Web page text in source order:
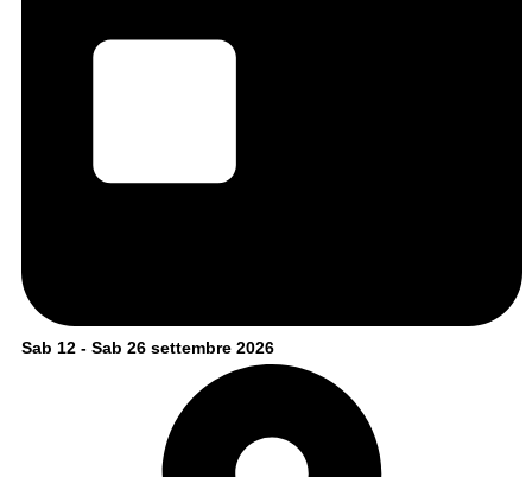
Sab 12 - Sab 26 settembre 2026